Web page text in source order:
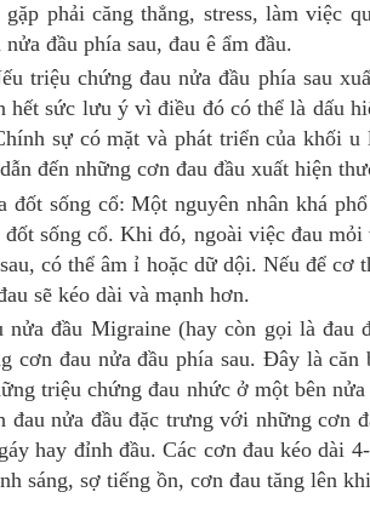
gặp phải căng thẳng, stress, làm việc
đầu phía sau, đau ê ẩm đầu.
triệuchứng đau nửa đầu phía sau
hết sức lưu ý vì điều đó có thể là dấu
sự có mặt và phát triển của khối
đến những cơn đau đầu xuất hiện
đốt sống cổ: Một nguyên nhân khá
đốt sống cổ. Khi đó, ngoài việc đau
có thể âm ỉ hoặc dữ dội. Nếu để
sẽ kéo dài và mạnh hơn.
nửa đầu Migraine (hay còn gọi là đau
cơn đau nửa đầu phía sau. Đây là
triệu chứng đau nhức ở một bên
đau nửa đầu đặc trưng với những cơn
hay đỉnh đầu. Các cơn đau kéo dài
sáng, sợ tiếng ồn, cơn đau tăng lên